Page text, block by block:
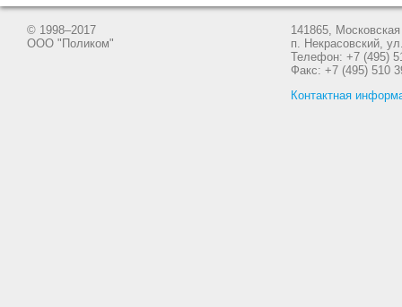
© 1998–2017
ООО "Поликом"
141865,
п. Некрасовский,
Телефон: +7 (495)
Факс: +7 (495) 510
Контактная